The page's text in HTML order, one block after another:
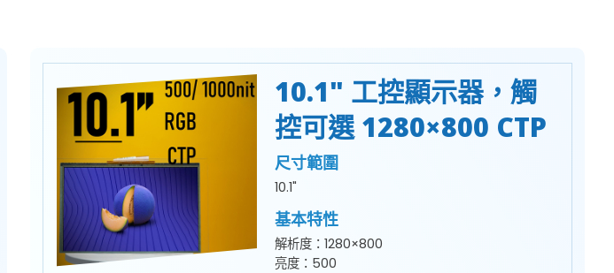
10.1" 工控顯示器，觸
控可選 1280×800 CTP
尺寸範圍
10.1"
基本特性
解析度：1280×800
亮度：500